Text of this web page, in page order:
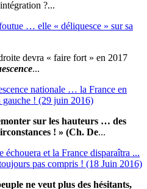
?...
… elle « déliquesce » sur sa
devra « faire fort » en 2017
...
nationale … la France en
gauche ! (29 juin 2016)
sur les hauteurs … des
! » (Ch. De...
échouera et la France disparaîtra ...
pas compris ! (18 Juin 2016)
ne veut plus des hésitants,